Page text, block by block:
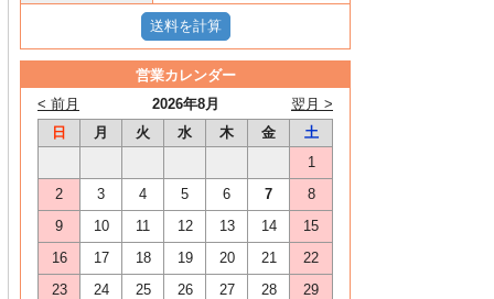
営業カレンダー
2026年8月
< 前月
翌月 >
日
月 火 水 木 金
土
1
2
3 4 5 6 7
8
9
10 11 12 13 14
15
16
17 18 19 20 21
22
23
24 25 26 27 28
29